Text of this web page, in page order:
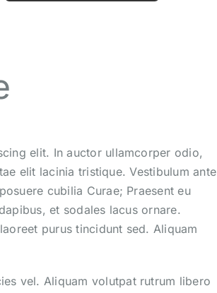
elit. In auctor ullamcorper odio,
elit lacinia tristique. Vestibulum ante
cubilia Curae; Praesent eu
et sodales lacus ornare.
purus tincidunt sed. Aliquam
vel. Aliquam volutpat rutrum libero